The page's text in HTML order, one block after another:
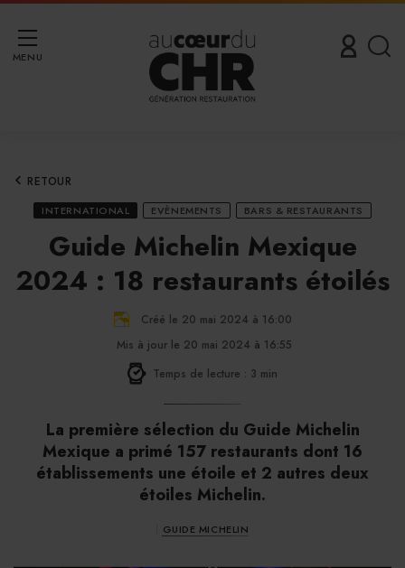
MENU
RETOUR
INTERNATIONAL EVÈNEMENTS BARS & RESTAURANTS
Guide Michelin Mexique
2024 : 18 restaurants étoilés
Créé le 20 mai 2024 à 16:00
Mis à jour le 20 mai 2024 à 16:55
Temps de lecture : 3 min
La première sélection du Guide Michelin
Mexique a primé 157 restaurants dont 16
établissements une étoile et 2 autres deux
étoiles Michelin.
GUIDE MICHELIN